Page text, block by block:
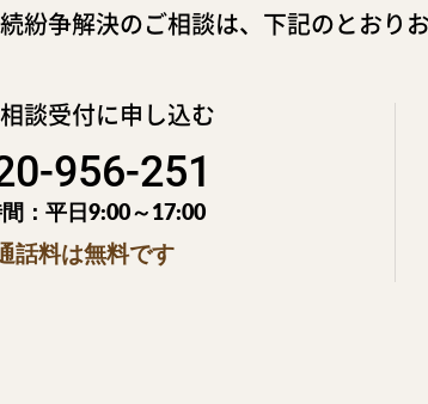
紛争解決のご相談は、下記のとおり
談受付に申し込む
956-251
：平日9:00～17:00
話料は無料です